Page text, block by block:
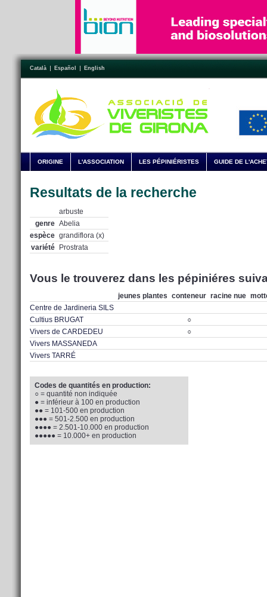
Català Español English
ORIGINE L'ASSOCIATION LES PÉPINIÉRISTES GUIDE DE
Resultats de la recherche
arbuste
genre Abelia
espèce grandiflora (x)
variété
Prostrata
Vous le trouverez dans les pépiniéres
jeunes plantes conteneur racine nue
Centre de Jardineria SILS
Cultius BRUGAT
○
Vivers de CARDEDEU
○
Vivers MASSANEDA
Vivers TARRÉ
Codes de quantités en production:
○ = quantité non indiquée
● = inférieur à 100 en production
●● = 101-500 en production
●●● = 501-2.500 en production
●●●● = 2.501-10.000 en production
●●●●● = 10.000+ en production